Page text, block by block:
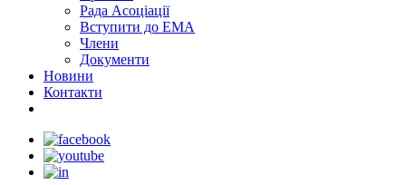
Рада Асоціації
Вступити до ЕМА
Члени
Документи
Новини
Контакти